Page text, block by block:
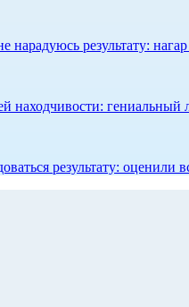
результату:
гениальный
результату: оценили